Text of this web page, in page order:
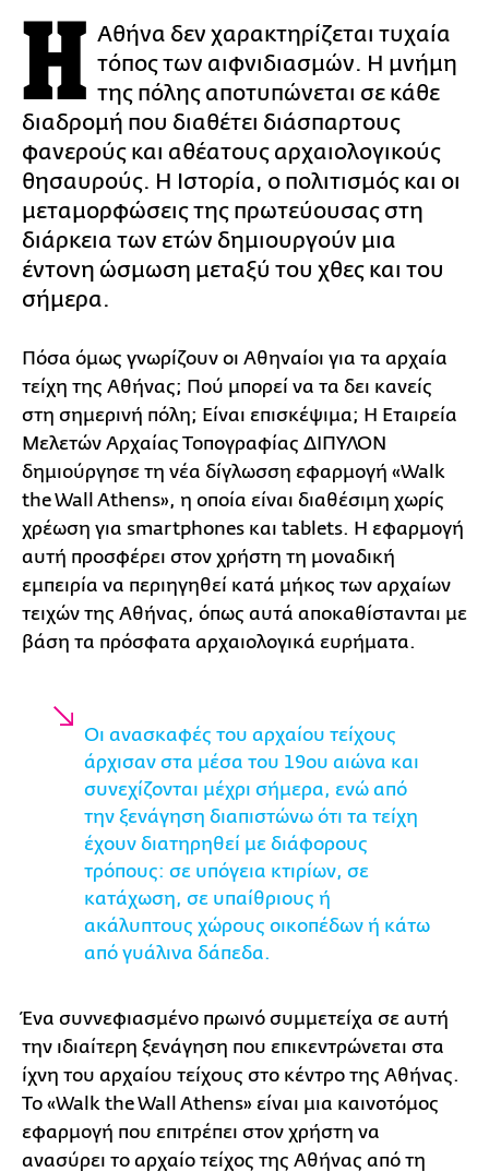
Η Αθήνα δεν χαρακτηρίζεται τυχαία
τόπος των αιφνιδιασμών. Η μνήμη
της πόλης αποτυπώνεται σε κάθε
διαδρομή που διαθέτει διάσπαρτους
φανερούς και αθέατους αρχαιολογικούς
θησαυρούς. Η Ιστορία, ο πολιτισμός και οι
μεταμορφώσεις της πρωτεύουσας στη
διάρκεια των ετών δημιουργούν μια
έντονη ώσμωση μεταξύ του χθες και του
σήμερα.
Πόσα όμως γνωρίζουν οι Αθηναίοι για τα αρχαία
τείχη της Αθήνας; Πού μπορεί να τα δει κανείς
στη σημερινή πόλη; Είναι επισκέψιμα; Η Εταιρεία
Μελετών Αρχαίας Τοπογραφίας ΔΙΠΥΛΟΝ
δημιούργησε τη νέα δίγλωσση εφαρμογή «Walk
the Wall Athens», η οποία είναι διαθέσιμη χωρίς
χρέωση για smartphones και tablets. Η εφαρμογή
αυτή προσφέρει στον χρήστη τη μοναδική
εμπειρία να περιηγηθεί κατά μήκος των αρχαίων
τειχών της Αθήνας, όπως αυτά αποκαθίστανται με
βάση τα πρόσφατα αρχαιολογικά ευρήματα.
Οι ανασκαφές του αρχαίου τείχους
άρχισαν στα μέσα του 19ου αιώνα και
συνεχίζονται μέχρι σήμερα, ενώ από
την ξενάγηση διαπιστώνω ότι τα τείχη
έχουν διατηρηθεί με διάφορους
τρόπους: σε υπόγεια κτιρίων, σε
κατάχωση, σε υπαίθριους ή
ακάλυπτους χώρους οικοπέδων ή κάτω
από γυάλινα δάπεδα.
Ένα συννεφιασμένο πρωινό συμμετείχα σε αυτή
την ιδιαίτερη ξενάγηση που επικεντρώνεται στα
ίχνη του αρχαίου τείχους στο κέντρο της Αθήνας.
Το «Walk the Wall Athens» είναι μια καινοτόμος
εφαρμογή που επιτρέπει στον χρήστη να
ανασύρει το αρχαίο τείχος της Αθήνας από τη